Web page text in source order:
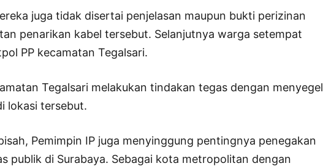
juga tidak disertai penjelasan maupun bukti perizinan
penarikan kabel tersebut. Selanjutnya warga setempat
PP kecamatan Tegalsari.
Tegalsari melakukan tindakan tegas dengan menyegel
lokasi tersebut.
Pemimpin IP juga menyinggung pentingnya penegakan
publik di Surabaya. Sebagai kota metropolitan dengan